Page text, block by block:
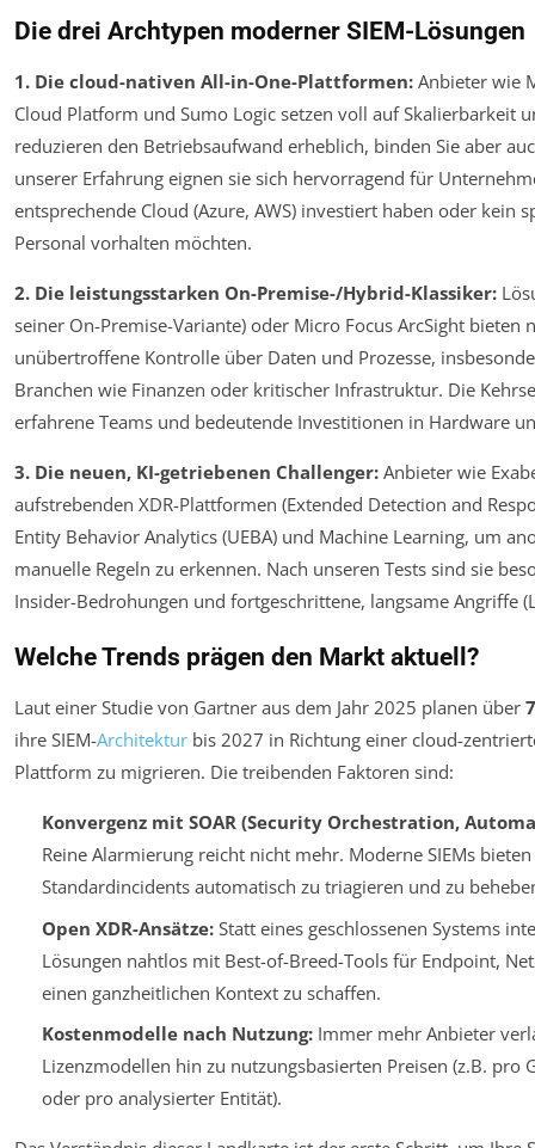
Die drei Archtypen moderner SIEM-Lösungen
1. Die cloud-nativen All-in-One-Plattformen: Anbieter wie
Cloud Platform und Sumo Logic setzen voll auf Skalierbarkeit
reduzieren den Betriebsaufwand erheblich, binden Sie aber
unserer Erfahrung eignen sie sich hervorragend für
entsprechende Cloud (Azure, AWS) investiert haben oder kein
Personal vorhalten möchten.
2. Die leistungsstarken On-Premise-/Hybrid-Klassiker:
seiner On-Premise-Variante) oder Micro Focus ArcSight bieten
unübertroffene Kontrolle über Daten und Prozesse,
Branchen wie Finanzen oder kritischer Infrastruktur. Die
erfahrene Teams und bedeutende Investitionen in Hardware
3. Die neuen, KI-getriebenen Challenger: Anbieter wie
aufstrebenden XDR-Plattformen (Extended Detection and
Entity Behavior Analytics (UEBA) und Machine Learning, um
manuelle Regeln zu erkennen. Nach unseren Tests sind sie
Insider-Bedrohungen und fortgeschrittene, langsame Angriffe
Welche Trends prägen den Markt aktuell?
Laut einer Studie von Gartner aus dem Jahr 2025 planen über
ihre SIEM-Architektur bis 2027 in Richtung einer cloud-
Plattform zu migrieren. Die treibenden Faktoren sind:
Konvergenz mit SOAR (Security Orchestration,
Reine Alarmierung reicht nicht mehr. Moderne SIEMs
Standardincidents automatisch zu triagieren und zu
Open XDR-Ansätze:Statt eines geschlossenen Systems
Lösungen nahtlos mit Best-of-Breed-Tools für Endpoint,
einen ganzheitlichen Kontext zu schaffen.
Kostenmodelle nach Nutzung:Immer mehr Anbieter
Lizenzmodellen hin zu nutzungsbasierten Preisen (z.B. pro
oder pro analysierter Entität).